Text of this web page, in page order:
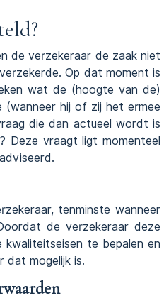
de verzekeraar de zaak niet
Op dat moment is
wat de (hoogte van de)
(wanneer hij of zij het ermee
die dan actueel wordt is
Deze vraagt ligt momenteel
tenminste wanneer
de verzekeraar deze
te bepalen en
dat mogelijk is.